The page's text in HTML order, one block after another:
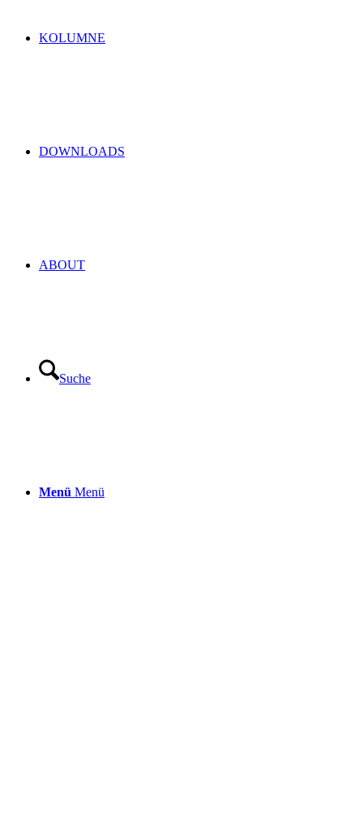
KOLUMNE
DOWNLOADS
ABOUT
Suche
Menü Menü